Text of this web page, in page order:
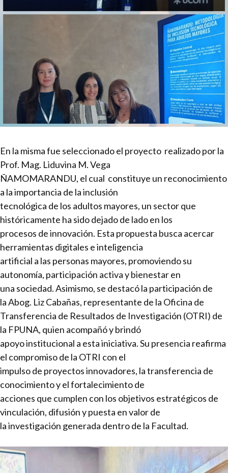
En la misma fue seleccionado el proyecto realizado por la
Prof. Mag. Liduvina M. Vega
ÑAMOMARANDU, el cual constituye un reconocimiento
a la importancia de la inclusión
tecnológica de los adultos mayores, un sector que
históricamente ha sido dejado de lado en los
procesos de innovación. Esta propuesta busca acercar
herramientas digitales e inteligencia
artificial a las personas mayores, promoviendo su
autonomía, participación activa y bienestar en
una sociedad. Asimismo, se destacó la participación de
la Abog. Liz Cabañas, representante de la Oficina de
Transferencia de Resultados de Investigación (OTRI) de
la FPUNA, quien acompañó y brindó
apoyo institucional a esta iniciativa. Su presencia reafirma
el compromiso de la OTRI con el
impulso de proyectos innovadores, la transferencia de
conocimiento y el fortalecimiento de
acciones que cumplen con los objetivos estratégicos de
vinculación, difusión y puesta en valor de
la investigación generada dentro de la Facultad.